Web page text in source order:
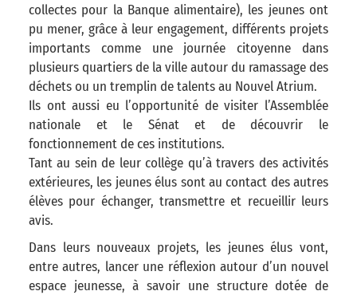
collectes pour la Banque alimentaire), les jeunes ont
pu mener, grâce à leur engagement, différents projets
importants comme une journée citoyenne dans
plusieurs quartiers de la ville autour du ramassage des
déchets ou un tremplin de talents au Nouvel Atrium.
Ils ont aussi eu l’opportunité de visiter l’Assemblée
nationale et le Sénat et de découvrir le
fonctionnement de ces institutions.
Tant au sein de leur collège qu’à travers des activités
extérieures, les jeunes élus sont au contact des autres
élèves pour échanger, transmettre et recueillir leurs
avis.
Dans leurs nouveaux projets, les jeunes élus vont,
entre autres, lancer une réflexion autour d’un nouvel
espace jeunesse, à savoir une structure dotée de